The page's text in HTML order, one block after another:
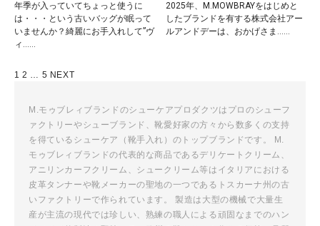
年季が入っていてちょっと使うに
は・・・という古いバッグが眠って
いませんか？綺麗にお手入れして”ヴ
ィ……
2025年、M.MOWBRAYをはじめと
したブランドを有する株式会社アー
ルアンドデーは、おかげさま……
投
1 2 … 5 NEXT
M.モゥブレィブランドのシューケアプロダクツはプロのシューフ
ァクトリーやシューブランド、靴愛好家の方々から数多くの支持
を得ているシューケア（靴手入れ）のトップブランドです。 M.
モゥブレィブランドの代表的な商品であるデリケートクリーム、
アニリンカーフクリーム、シュークリーム等はイタリアにおける
皮革タンナーや靴メーカーの聖地の一つであるトスカーナ州の古
いファクトリーで作られています。 製造は大型の機械で大量生
産が主流の現代では珍しい、熟練の職人による頑固なまでのハン